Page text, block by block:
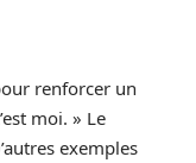
renforcer un
moi. » Le
exemples